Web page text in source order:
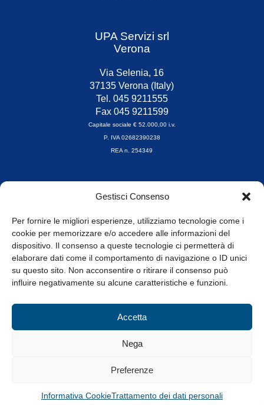
Gestisci Consenso
Per fornire le migliori esperienze, utilizziamo tecnologie come i
cookie per memorizzare e/o accedere alle informazioni del
dispositivo. Il consenso a queste tecnologie ci permetterà di
elaborare dati come il comportamento di navigazione o ID unici
su questo sito. Non acconsentire o ritirare il consenso può
influire negativamente su alcune caratteristiche e funzioni.
Accetta
Nega
Preferenze
Informativa CookieTrattamento dei dati personali
UPA Servizi srl
Verona
Via Selenia, 16
37135 Verona (Italy)
Tel. 045 9211555
Fax 045 9211599
Capitale sociale € 52.000,00 i.v.
P. IVA 02682390238
REA n. 254349
Orari di apertura
8.30-13.00 / 14.00-17.30
Whistleblowing
© Tutti i diritti riservati
Privacy Policy e Cookie|Informativa Cookie